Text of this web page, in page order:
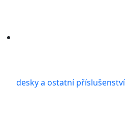
desky a ostatní příslušenství